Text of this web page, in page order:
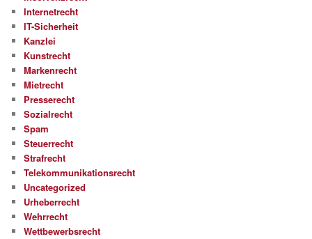
Internetrecht
IT-Sicherheit
Kanzlei
Kunstrecht
Markenrecht
Mietrecht
Presserecht
Sozialrecht
Spam
Steuerrecht
Strafrecht
Telekommunikationsrecht
Uncategorized
Urheberrecht
Wehrrecht
Wettbewerbsrecht